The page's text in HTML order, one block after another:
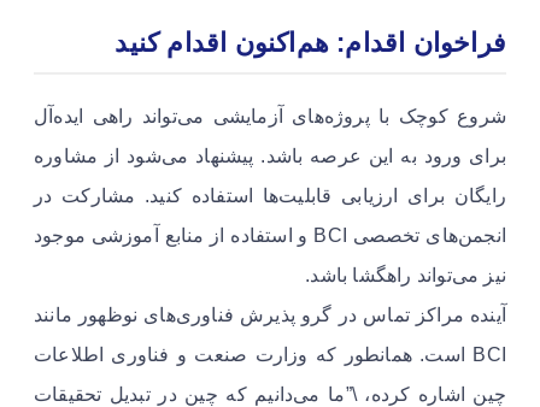
فراخوان اقدام: هم‌اکنون اقدام کنید
شروع کوچک با پروژه‌های آزمایشی می‌تواند راهی ایده‌آل
برای ورود به این عرصه باشد. پیشنهاد می‌شود از مشاوره
رایگان برای ارزیابی قابلیت‌ها استفاده کنید. مشارکت در
انجمن‌های تخصصی BCI و استفاده از منابع آموزشی موجود
نیز می‌تواند راهگشا باشد.
آینده مراکز تماس در گرو پذیرش فناوری‌های نوظهور مانند
BCI است. همانطور که وزارت صنعت و فناوری اطلاعات
چین اشاره کرده، \”ما می‌دانیم که چین در تبدیل تحقیقات